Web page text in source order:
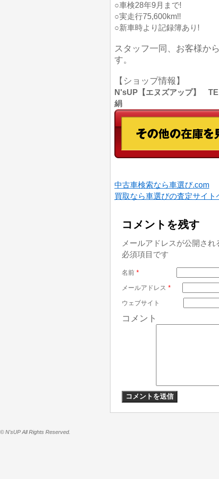
○車検28年9月まで!
○実走行75,600km!!
○新車時より記録簿あり!
スタッフ一同、お客様か
す。
【ショップ情報】
N'sUP【エヌズアップ】
絹
中古車検索なら車選び.com
買取なら車選びの査定サイト
コメントを残す
メールアドレスが公開さ
必須項目です
名前 *
メールアドレス *
ウェブサイト
コメント
© N'sUP All Rights Reserved.